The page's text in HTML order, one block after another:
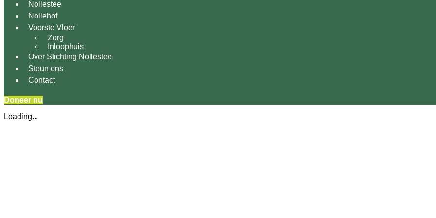
Nollestee
Nollehof
Voorste Vloer
Zorg
Inloophuis
Over Stichting Nollestee
Steun ons
Contact
Doneer nu
Loading...